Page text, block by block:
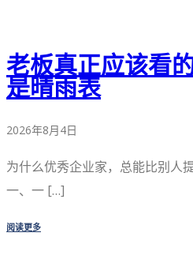
老板真正应该看
是晴雨表
2026年8月4日
为什么优秀企业家，总能比别人
一、一 […]
阅读更多